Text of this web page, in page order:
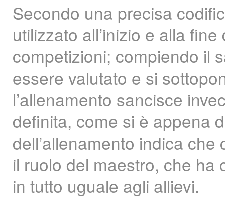
Secondo una precisa
utilizzato all’inizio e alla
competizioni; compiendo il
essere valutato e si
l’allenamento sancisce
definita, come si è appena
dell’allenamento indica
il ruolo del maestro, che ha
in tutto uguale agli allievi.